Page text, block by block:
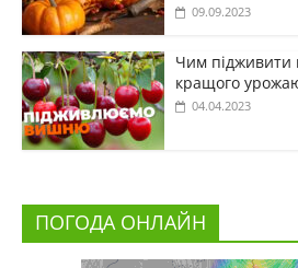
09.09.2023
Чим
кращого
04.04.2023
ПОГОДА ОНЛАЙН